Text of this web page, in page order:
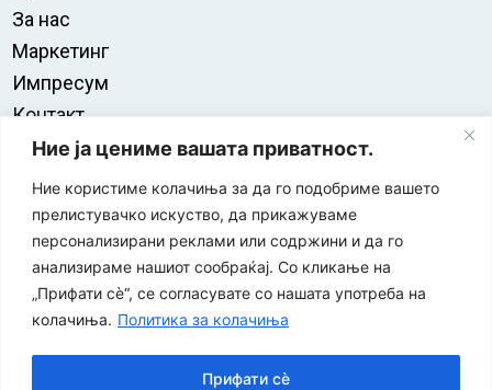
Ние ја цениме вашата приватност.
Ние користиме колачиња за да го подобриме вашето
прелистувачко искуство, да прикажуваме
персонализирани реклами или содржини и да го
анализираме нашиот сообраќај. Со кликање на
„Прифати сè“, се согласувате со нашата употреба на
колачиња. Политика за колачиња
Прифати сè
За нас
Маркетинг
Импресум
Контакт
Правила на користење